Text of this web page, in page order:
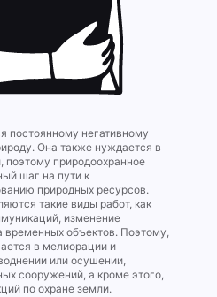
постоянному негативному
Она также нуждается в
поэтому природоохранное
шаг на пути к
природных ресурсов.
такие виды работ, как
изменение
временных объектов. Поэтому,
в мелиорации и
или осушении,
сооружений, а кроме этого,
по охране земли.